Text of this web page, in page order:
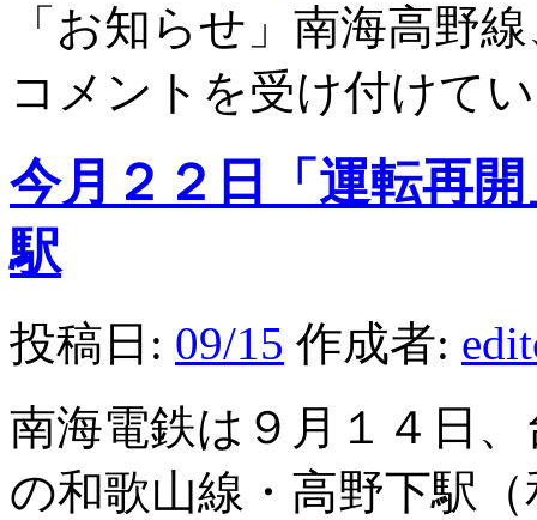
「お知らせ」南海高野
コメントを受け付けて
今月２２日「運転再
駅
投稿日: 09/15 作成者:
南海電鉄は９月１４日
の和歌山線・高野下駅